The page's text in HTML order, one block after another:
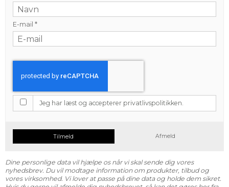
E-mail *
Jeg har læst og accepterer privatlivspolitikken.
Tilmeld Afmeld
Dine personlige data vil hjælpe os når vi skal sende dig vores
nyhedsbrev. Du vil modtage information om produkter, tilbud og
vores virksomhed. Vi lover at passe på dine data og holde dem sikret.